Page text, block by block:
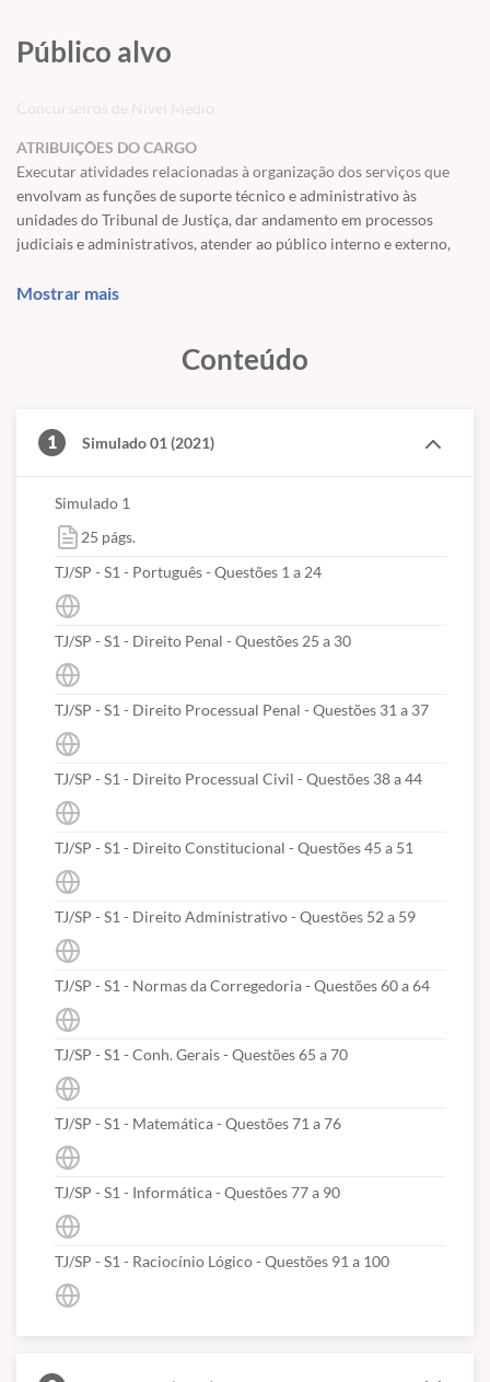
Público alvo
Concurseiros de Nível Médio
ATRIBUIÇÕES DO CARGO
Executar atividades relacionadas à organização dos serviços que
envolvam as funções de suporte técnico e administrativo às
unidades do Tribunal de Justiça, dar andamento em processos
judiciais e administrativos, atender ao público interno e externo,
expediente, atualizar-se quanto à legislação pertinente à área de
Mostrar mais
Conteúdo
1 Simulado 01 (2021)
Simulado 1
25 págs.
TJ/SP - S1 - Português - Questões 1 a 24
TJ/SP - S1 - Direito Penal - Questões 25 a 30
TJ/SP - S1 - Direito Processual Penal - Questões 31 a 37
TJ/SP - S1 - Direito Processual Civil - Questões 38 a 44
TJ/SP - S1 - Direito Constitucional - Questões 45 a 51
TJ/SP - S1 - Direito Administrativo - Questões 52 a 59
TJ/SP - S1 - Normas da Corregedoria - Questões 60 a 64
TJ/SP - S1 - Conh. Gerais - Questões 65 a 70
TJ/SP - S1 - Matemática - Questões 71 a 76
TJ/SP - S1 - Informática - Questões 77 a 90
TJ/SP - S1 - Raciocínio Lógico - Questões 91 a 100